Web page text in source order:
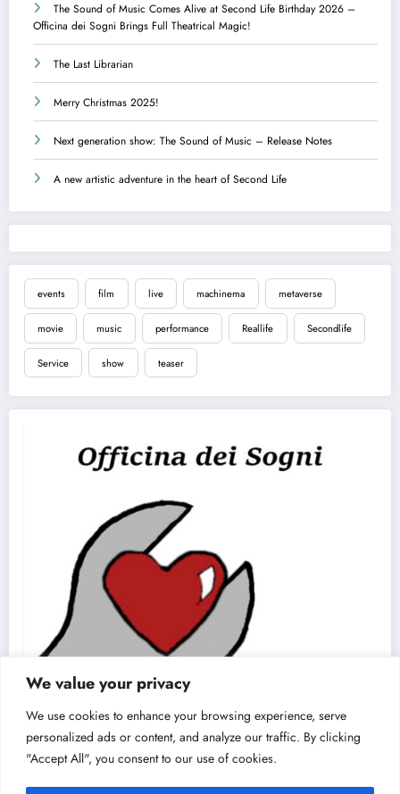
We value your privacy
We use cookies to enhance your browsing experience, serve
personalized ads or content, and analyze our traffic. By clicking
"Accept All", you consent to our use of cookies.
The Sound of Music Comes Alive at Second Life Birthday 2026 –
Officina dei Sogni Brings Full Theatrical Magic!
The Last Librarian
Merry Christmas 2025!
Next generation show: The Sound of Music – Release Notes
A new artistic adventure in the heart of Second Life
events film live machinema metaverse
movie music performance Reallife Secondlife
Service show teaser